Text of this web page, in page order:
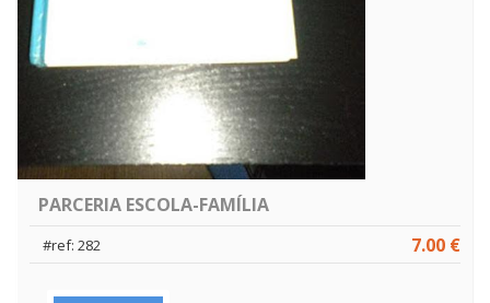
PARCERIA ESCOLA-FAMÍLIA
7.00 €
#ref: 282